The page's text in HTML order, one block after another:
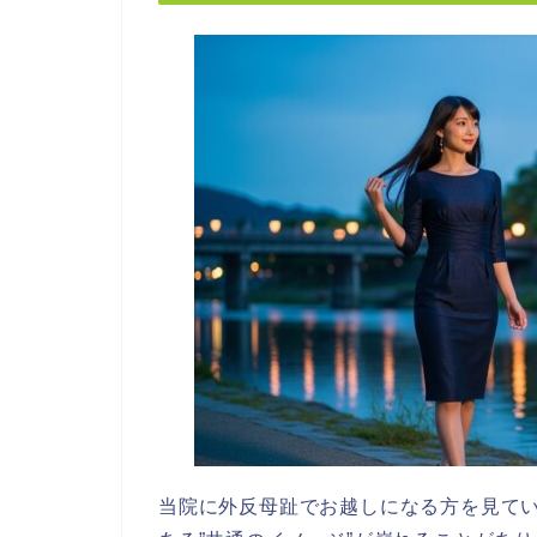
当院に外反母趾でお越しになる方を見て